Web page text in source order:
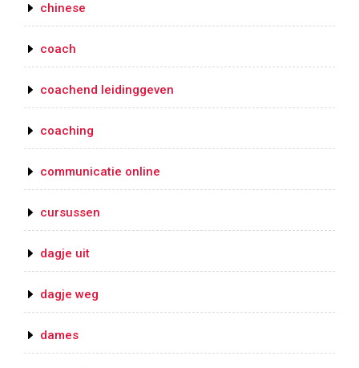
chinese
coach
coachend leidinggeven
coaching
communicatie online
cursussen
dagje uit
dagje weg
dames